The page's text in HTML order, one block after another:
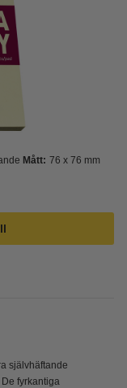
Mått: 76 x 76 mm
självhäftande
fyrkantiga